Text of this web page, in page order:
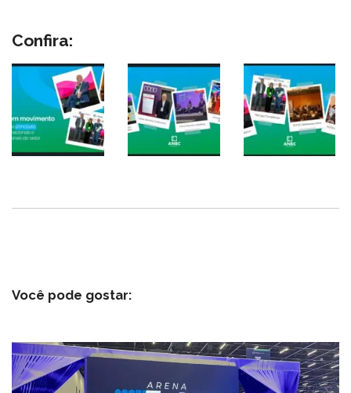
Confira:
Você pode gostar: